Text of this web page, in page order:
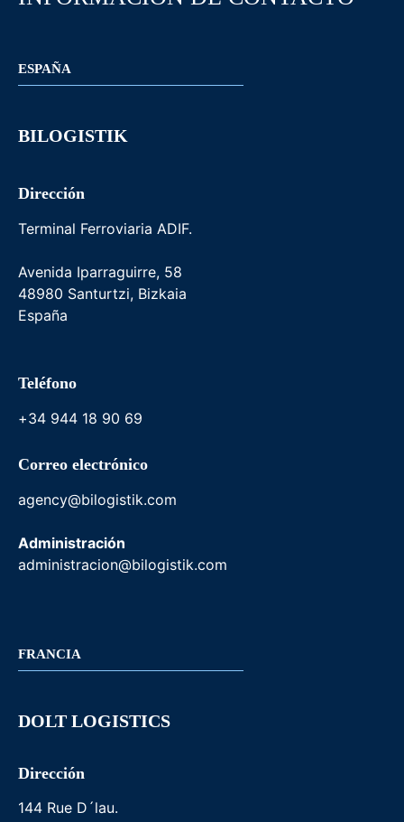
ESPAÑA
BILOGISTIK
Dirección
Terminal Ferroviaria ADIF.
Avenida Iparraguirre, 58
48980 Santurtzi, Bizkaia
España
Teléfono
+34 944 18 90 69
Correo electrónico
agency@bilogistik.com
Administración
administracion@bilogistik.com
FRANCIA
DOLT LOGISTICS
Dirección
144 Rue D´lau.